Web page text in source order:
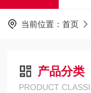
当前位置： 首页
产品分类
PRODUCT